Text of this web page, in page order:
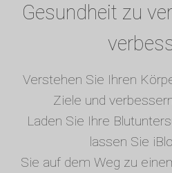
Gesundheit zu
Verstehen Sie Ihren
Ziele und
Laden Sie Ihre
lassen Sie
Sie auf dem Weg zu